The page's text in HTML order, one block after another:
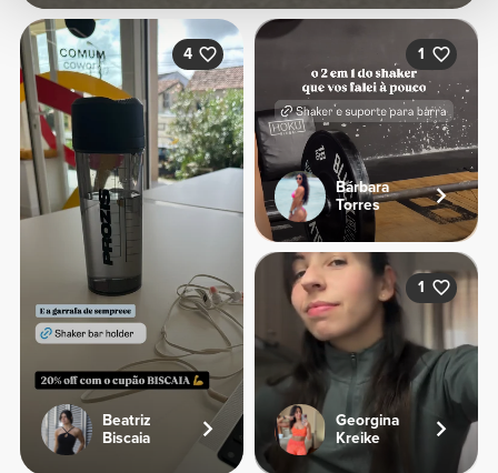
4
Beatriz
Biscaia
1
Bárbara
Torres
1
Georgina
Kreike